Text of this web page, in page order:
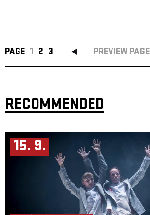
PAGE 1 2 3 PREVIEW PAGE
RECOMMENDED
15. 9.